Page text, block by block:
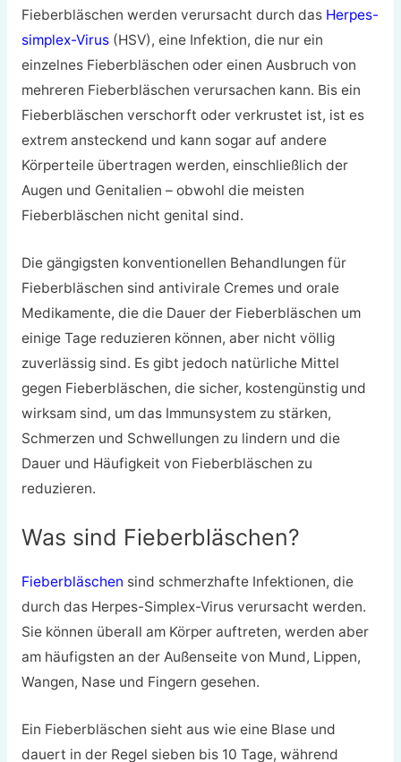
Fieberbläschen werden verursacht durch das Herpes-
simplex-Virus(HSV), eine Infektion, die nur ein
einzelnes Fieberbläschen oder einen Ausbruch von
mehreren Fieberbläschen verursachen kann. Bis ein
Fieberbläschen verschorft oder verkrustet ist, ist es
extrem ansteckend und kann sogar auf andere
Körperteile übertragen werden, einschließlich der
Augen und Genitalien – obwohl die meisten
Fieberbläschen nicht genital sind.
Die gängigsten konventionellen Behandlungen für
Fieberbläschen sind antivirale Cremes und orale
Medikamente, die die Dauer der Fieberbläschen um
einige Tage reduzieren können, aber nicht völlig
zuverlässig sind. Es gibt jedoch natürliche Mittel
gegen Fieberbläschen, die sicher, kostengünstig und
wirksam sind, um das Immunsystem zu stärken,
Schmerzen und Schwellungen zu lindern und die
Dauer und Häufigkeit von Fieberbläschen zu
reduzieren.
Was sind Fieberbläschen?
Fieberbläschen sind schmerzhafte Infektionen, die
durch das Herpes-Simplex-Virus verursacht werden.
Sie können überall am Körper auftreten, werden aber
am häufigsten an der Außenseite von Mund, Lippen,
Wangen, Nase und Fingern gesehen.
Ein Fieberbläschen sieht aus wie eine Blase und
dauert in der Regel sieben bis 10 Tage, während